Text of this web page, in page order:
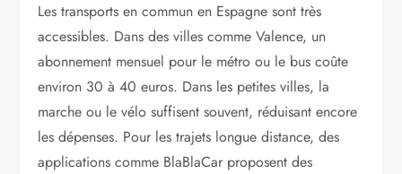
Les transports en commun en Espagne sont très
accessibles. Dans des villes comme Valence, un
abonnement mensuel pour le métro ou le bus coûte
environ 30 à 40 euros. Dans les petites villes, la
marche ou le vélo suffisent souvent, réduisant encore
les dépenses. Pour les trajets longue distance, des
applications comme BlaBlaCar proposent des